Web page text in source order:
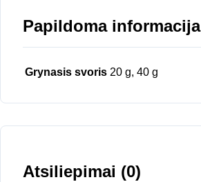
Papildoma informacija
Grynasis svoris 20 g, 40 g
Atsiliepimai (0)